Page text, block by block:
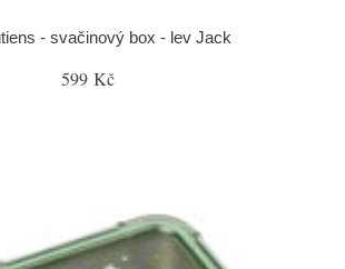
- svačinový box - lev Jack
599 Kč